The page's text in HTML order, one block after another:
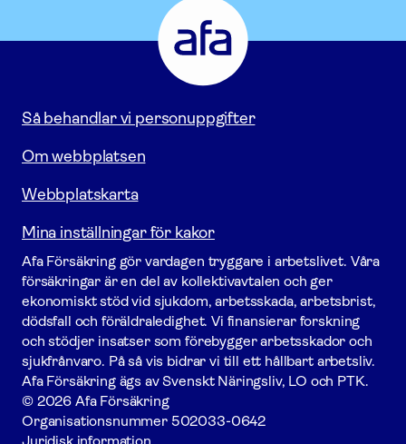
Försäkring
Gå
till
startsidan
Så behandlar vi personuppgifter
Om webbplatsen
Webbplatskarta
Mina inställningar för kakor
Afa För­säkring gör vardagen tryggare i arbetslivet. Våra
försäk­ringar är en del av kollektivavtalen och ger
ekonomiskt stöd vid sjukdom, arbetsskada, arbetsbrist,
dödsfall och föräldraledighet. Vi finansierar forskning
och stödjer insatser som förebygger arbets­skador och
sjukfrånvaro. På så vis bidrar vi till ett hållbart arbetsliv.
Afa För­säkring ägs av Svenskt Näringsliv, LO och PTK.
© 2026 Afa Försäkring
Organisationsnummer 502033-0642